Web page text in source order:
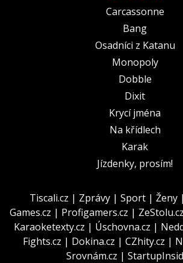
Carcassonne
Bang
Osadníci z Katanu
Monopoly
Dobble
Dixit
Krycí jména
Na křídlech
Karak
Jízdenky, prosím!
Tiscali.cz | Zprávy | Sport | Ženy |
Games.cz | Profigamers.cz | ZeStolu.cz
Karaoketexty.cz | Úschovna.cz |
Fights.cz | Dokina.cz | CZhity.cz |
Srovnám.cz |